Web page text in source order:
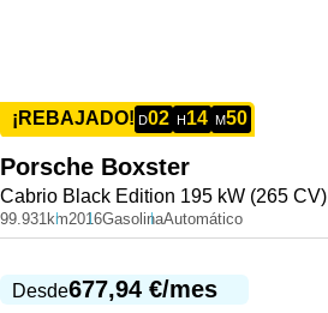
¡REBAJADO! D02 H14 M50
Porsche Boxster
Cabrio Black Edition 195 kW (265 CV)
99.931km2016GasolinaAutomático
Desde677,94 €/mes